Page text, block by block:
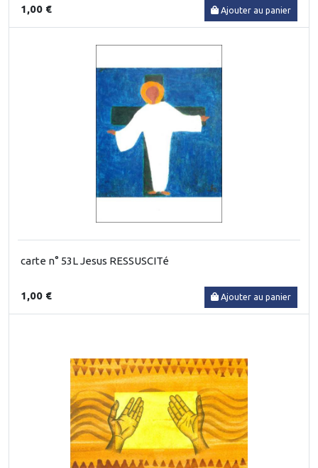
1,00 € Ajouter au panier
carte n° 53L Jesus RESSUSCITé
1,00 € Ajouter au panier